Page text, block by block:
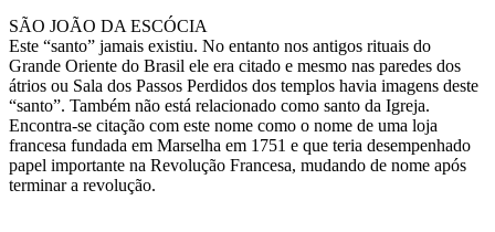
SÃO JOÃO DA ESCÓCIA
Este “santo” jamais existiu. No entanto nos antigos rituais do
Grande Oriente do Brasil ele era citado e mesmo nas paredes dos
átrios ou Sala dos Passos Perdidos dos templos havia imagens deste
“santo”. Também não está relacionado como santo da Igreja.
Encontra-se citação com este nome como o nome de uma loja
francesa fundada em Marselha em 1751 e que teria desempenhado
papel importante na Revolução Francesa, mudando de nome após
terminar a revolução.